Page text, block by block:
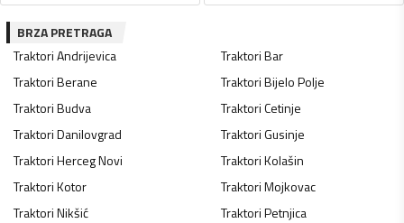
BRZA PRETRAGA
TraktoriAndrijevica TraktoriBar
TraktoriBerane TraktoriBijelo Polje
TraktoriBudva TraktoriCetinje
TraktoriDanilovgrad TraktoriGusinje
TraktoriHerceg Novi TraktoriKolašin
TraktoriKotor TraktoriMojkovac
TraktoriNikšić TraktoriPetnjica